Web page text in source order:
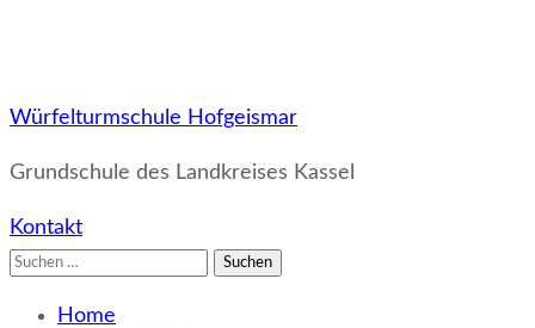
Würfelturmschule Hofgeismar
Grundschule des Landkreises Kassel
Kontakt
Suchen
Home